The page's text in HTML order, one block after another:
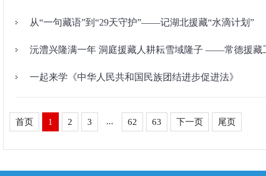
从“一句藏语”到“29天守护”——记湖北援藏“水滴计划”
沅澧兴隆满一年 洞庭援藏人耕耘雪域隆子 ——常德援藏
一起来学《中华人民共和国民族团结进步促进法》
首页 1 2 3 ... 62 63 下一页 尾页